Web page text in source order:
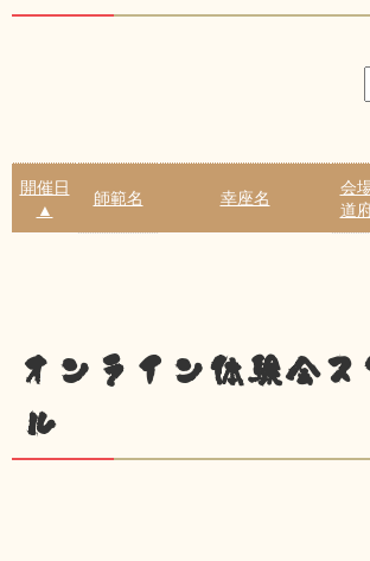
開催日
▲
師範名 幸座名
会
道
オンライン体験会
ル